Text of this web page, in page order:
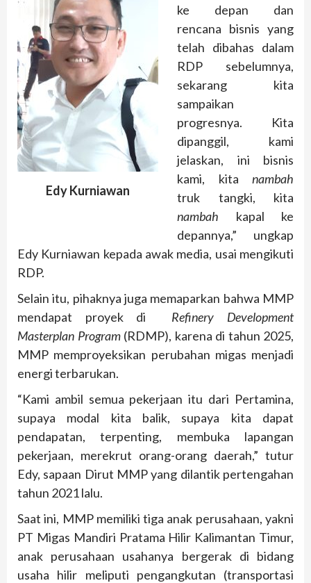
Edy Kurniawan
ke depan dan
rencana bisnis yang
telah dibahas dalam
RDP sebelumnya,
sekarang kita
sampaikan
progresnya. Kita
dipanggil, kami
jelaskan, ini bisnis
kami, kita nambah
truk tangki, kita
nambah kapal ke
depannya,” ungkap
Edy Kurniawan kepada awak media, usai mengikuti
RDP.
Selain itu, pihaknya juga memaparkan bahwa MMP
mendapat proyek di Refinery Development
Masterplan Program(RDMP), karena di tahun 2025,
MMP memproyeksikan perubahan migas menjadi
energi terbarukan.
“Kami ambil semua pekerjaan itu dari Pertamina,
supaya modal kita balik, supaya kita dapat
pendapatan, terpenting, membuka lapangan
pekerjaan, merekrut orang-orang daerah,” tutur
Edy, sapaan Dirut MMP yang dilantik pertengahan
tahun 2021 lalu.
Saat ini, MMP memiliki tiga anak perusahaan, yakni
PT Migas Mandiri Pratama Hilir Kalimantan Timur,
anak perusahaan usahanya bergerak di bidang
usaha hilir meliputi pengangkutan (transportasi